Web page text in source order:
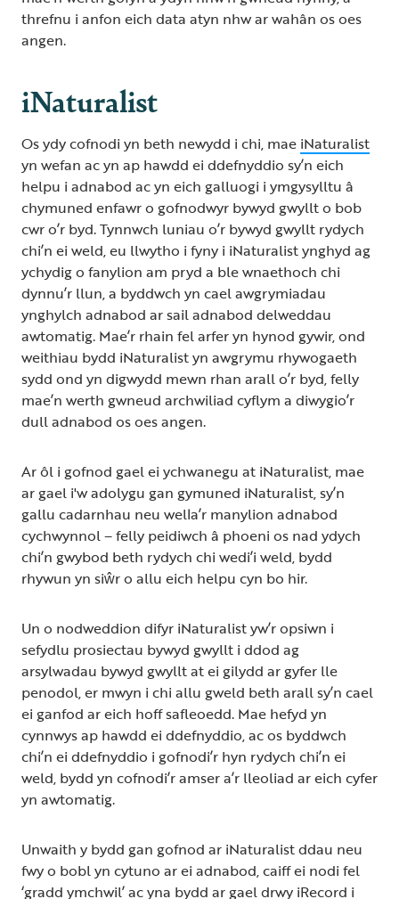
threfnu i anfon eich data atyn nhw ar wahân os oes
angen.
iNaturalist
Os ydy cofnodi yn beth newydd i chi, mae iNaturalist
yn wefan ac yn ap hawdd ei ddefnyddio sy’n eich
helpu i adnabod ac yn eich galluogi i ymgysylltu â
chymuned enfawr o gofnodwyr bywyd gwyllt o bob
cwr o’r byd. Tynnwch luniau o’r bywyd gwyllt rydych
chi’n ei weld, eu llwytho i fyny i iNaturalist ynghyd ag
ychydig o fanylion am pryd a ble wnaethoch chi
dynnu’r llun, a byddwch yn cael awgrymiadau
ynghylch adnabod ar sail adnabod delweddau
awtomatig. Mae’r rhain fel arfer yn hynod gywir, ond
weithiau bydd iNaturalist yn awgrymu rhywogaeth
sydd ond yn digwydd mewn rhan arall o’r byd, felly
mae’n werth gwneud archwiliad cyflym a diwygio’r
dull adnabod os oes angen.
Ar ôl i gofnod gael ei ychwanegu at iNaturalist, mae
ar gael i'w adolygu gan gymuned iNaturalist, sy’n
gallu cadarnhau neu wella’r manylion adnabod
cychwynnol – felly peidiwch â phoeni os nad ydych
chi’n gwybod beth rydych chi wedi’i weld, bydd
rhywun yn siŵr o allu eich helpu cyn bo hir.
Un o nodweddion difyr iNaturalist yw’r opsiwn i
sefydlu prosiectau bywyd gwyllt i ddod ag
arsylwadau bywyd gwyllt at ei gilydd ar gyfer lle
penodol, er mwyn i chi allu gweld beth arall sy’n cael
ei ganfod ar eich hoff safleoedd. Mae hefyd yn
cynnwys ap hawdd ei ddefnyddio, ac os byddwch
chi’n ei ddefnyddio i gofnodi’r hyn rydych chi’n ei
weld, bydd yn cofnodi’r amser a’r lleoliad ar eich cyfer
yn awtomatig.
Unwaith y bydd gan gofnod ar iNaturalist ddau neu
fwy o bobl yn cytuno ar ei adnabod, caiff ei nodi fel
‘gradd ymchwil’ ac yna bydd ar gael drwy iRecord i